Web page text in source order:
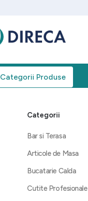
Categorii Produse
Categorii
Bar si Terasa
Articole de Masa
Bucatarie Calda
Cutite Profesionale